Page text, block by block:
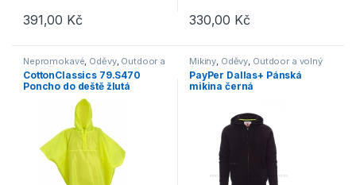
391,00 Kč
Tento produkt má více variant. Možnosti lze vybrat na stránce
330,00 Kč
Nepromokavé Oděvy, Outdoor a
volný čas, Pracovní oděvy,
Reflexní
CottonClassics 79.S470
Poncho do deště žlutá
Mikiny Oděvy Outdoor a volný
čas
PayPer Dallas+ Pánská
mikina černá